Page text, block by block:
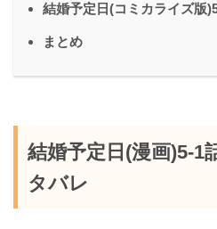
結婚予定日(コミカライズ版
まとめ
結婚予定日(漫画)5-1
タバレ